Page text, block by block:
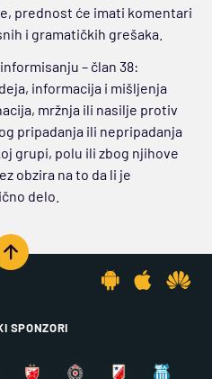
prednost će imati komentari
i gramatičkih grešaka.
– član 38:
informacija i mišljenja
mržnja ili nasilje protiv
pripadanja ili nepripadanja
grupi, polu ili zbog njihove
obzira na to da li je
delo.
SPONZORI